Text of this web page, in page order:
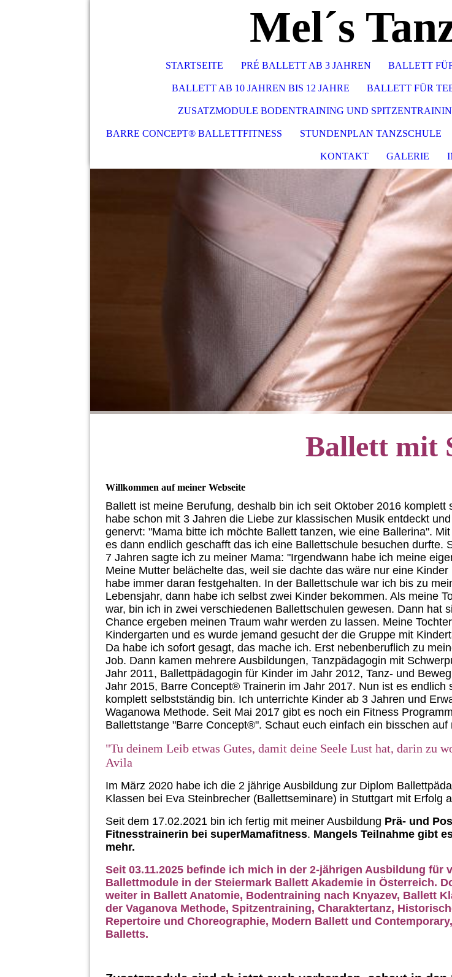
Mel´s
STARTSEITE PRÉ BALLETT AB 3 JAHREN BALLETT
BALLETT AB 10 JAHREN BIS 12 JAHRE BALLETT FÜR
ZUSATZMODULE BODENTRAINING UND
BARRE CONCEPT® BALLETTFITNESS STUNDENPLAN TANZSCHULE
KONTAKT GALERIE
Ballett mit
Willkommen auf meiner Webseite
Ballett ist meine Berufung, deshalb bin ich seit Oktober 2016 komplett
habe schon mit 3 Jahren die Liebe zur klassischen Musik entdeckt
genervt: "Mama bitte ich möchte Ballett tanzen, wie eine Ballerina".
es dann endlich geschafft das ich eine Ballettschule besuchen durfte.
7 Jahren sagte ich zu meiner Mama: "Irgendwann habe ich meine
Meine Mutter belächelte das, weil sie dachte das wäre nur eine Kinder
habe immer daran festgehalten. In der Ballettschule war ich bis zu
Lebensjahr, dann habe ich selbst zwei Kinder bekommen. Als meine
war, bin ich in zwei verschiedenen Ballettschulen gewesen. Dann hat
Chance ergeben meinen Traum wahr werden zu lassen. Meine
Kindergarten und es wurde jemand gesucht der die Gruppe mit
Da habe ich sofort gesagt, das mache ich. Erst nebenberuflich zu
Job. Dann kamen mehrere Ausbildungen, Tanzpädagogin mit
Jahr 2011, Ballettpädagogin für Kinder im Jahr 2012, Tanz- und
Jahr 2015, Barre Concept® Trainerin im Jahr 2017. Nun ist es endlich
komplett selbstständig bin. Ich unterrichte Kinder ab 3 Jahren und
Waganowa Methode. Seit Mai 2017 gibt es noch ein Fitness
Ballettstange "Barre Concept®". Schaut euch einfach ein bisschen auf
"Tu deinem Leib etwas Gutes, damit deine Seele Lust hat, darin zu
Avila
Im März 2020 habe ich die 2 jährige Ausbildung zur Diplom
Klassen bei Eva Steinbrecher (Ballettseminare) in Stuttgart mit Erfolg
Seit dem 17.02.2021 bin ich fertig mit meiner Ausbildung Prä- und
Fitnesstrainerin bei superMamafitness. Mangels Teilnahme gibt
mehr.
Seit 03.11.2025 befinde ich mich in der 2-jährigen Ausbildung für
Ballettmodule in der Steiermark Ballett Akademie in Österreich.
weiter in Ballett Anatomie, Bodentraining nach Knyazev, Ballett
der Vaganova Methode, Spitzentraining, Charaktertanz,
Repertoire und Choreographie, Modern Ballett und
Balletts.